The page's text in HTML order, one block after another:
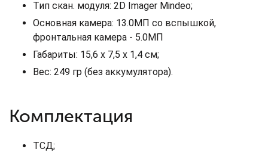
Тип скан. модуля: 2D Imager Mindeo;
Основная камера: 13.0МП со вспышкой,
фронтальная камера - 5.0МП
Габариты: 15,6 х 7,5 х 1,4 см;
Вес: 249 гр (без аккумулятора).
Комплектация
ТСД;